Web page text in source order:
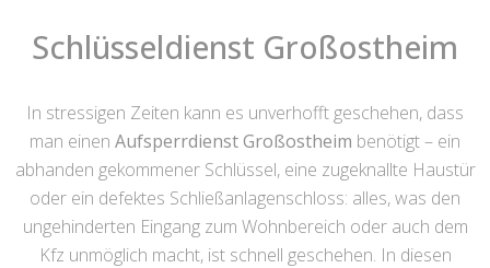
Schlüsseldienst Großostheim
In stressigen Zeiten kann es unverhofft geschehen, dass
man einen Aufsperrdienst Großostheim benötigt – ein
abhanden gekommener Schlüssel, eine zugeknallte Haustür
oder ein defektes Schließanlagenschloss: alles, was den
ungehinderten Eingang zum Wohnbereich oder auch dem
Kfz unmöglich macht, ist schnell geschehen. In diesen